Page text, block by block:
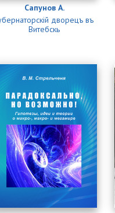
Сапунов А.
дворецъ въ
Витебскь